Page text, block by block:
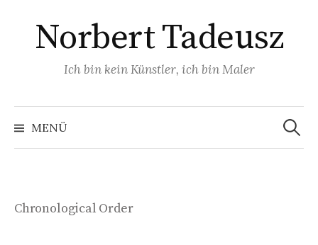
Inhalt
überspringen
Norbert Tadeusz
Ich bin kein Künstler, ich bin Maler
MENÜ
Suchen
nach:
Chronological Order